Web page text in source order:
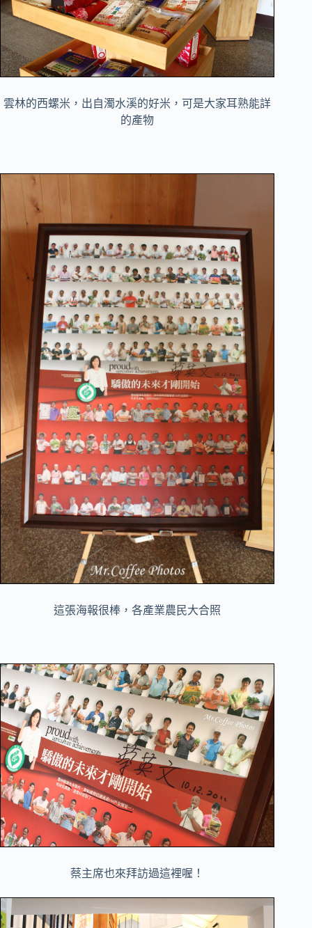
雲林的西螺米，出自濁水溪的好米，可是大家耳熟能詳
的產物
這張海報很棒，各產業農民大合照
蔡主席也來拜訪過這裡喔！